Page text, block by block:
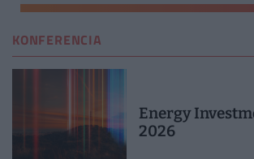
KONFERENCIA
Energy
2026